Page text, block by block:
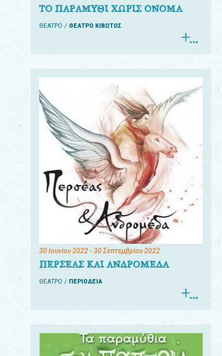
ΤΟ ΠΑΡΑΜΥΘΙ ΧΩΡΙΣ ΟΝΟΜΑ
ΘΕΑΤΡΟ ΘΕΑΤΡΟ ΚΙΒΩΤΟΣ
30 Ιουνίου 2022- 30 Σεπτεμβρίου 2022
ΠΕΡΣΕΑΣ ΚΑΙ ΑΝΔΡΟΜΕΔΑ
ΘΕΑΤΡΟ ΠΕΡΙΟΔΕΙΑ